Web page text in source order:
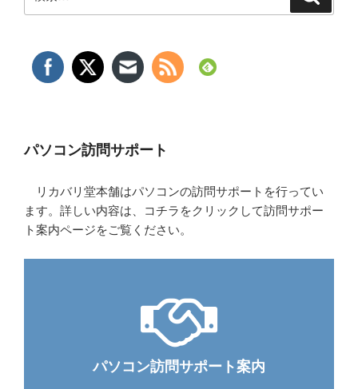
索:
パソコン訪問サポート
リカバリ堂本舗はパソコンの訪問サポートを行ってい
ます。詳しい内容は、コチラをクリックして訪問サポー
ト案内ページをご覧ください。
パソコン訪問サポート案内